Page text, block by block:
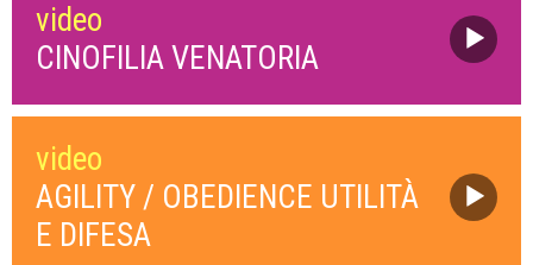
video
CINOFILIA VENATORIA
video
AGILITY / OBEDIENCE UTILITÀ
E DIFESA